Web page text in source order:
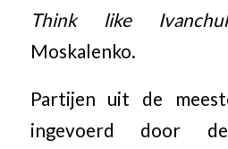
Think like
Moskalenko.
Partijen uit de
ingevoerd door de